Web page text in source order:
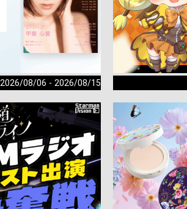
2026/08/06 - 2026/08/15